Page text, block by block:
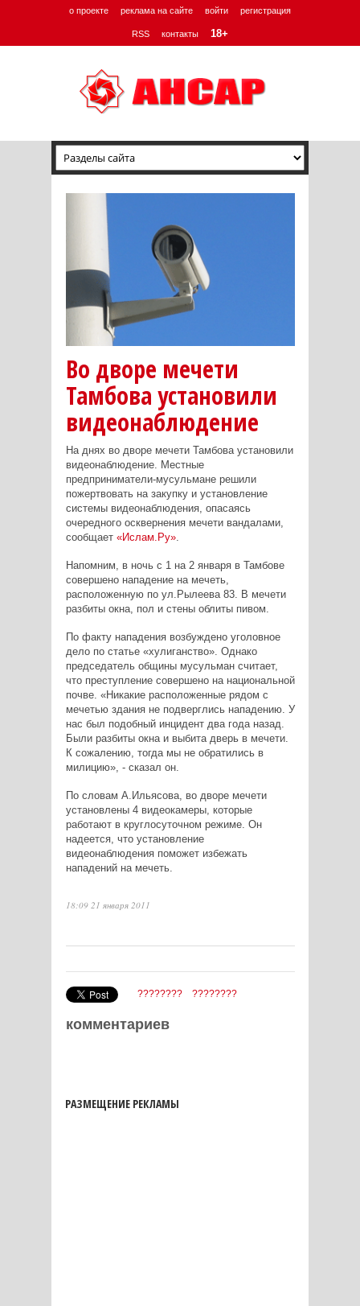
о проекте реклама на сайте войти регистрация
RSS контакты 18+
Во дворе мечети
Тамбова установили
видеонаблюдение
На днях во дворе мечети Тамбова установили
видеонаблюдение. Местные
предприниматели-мусульмане решили
пожертвовать на закупку и установление
системы видеонаблюдения, опасаясь
очередного осквернения мечети вандалами,
сообщает «Ислам.Ру».
Напомним, в ночь с 1 на 2 января в Тамбове
совершено нападение на мечеть,
расположенную по ул.Рылеева 83. В мечети
разбиты окна, пол и стены облиты пивом.
По факту нападения возбуждено уголовное
дело по статье «хулиганство». Однако
председатель общины мусульман считает,
что преступление совершено на национальной
почве. «Никакие расположенные рядом с
мечетью здания не подверглись нападению. У
нас был подобный инцидент два года назад.
Были разбиты окна и выбита дверь в мечети.
К сожалению, тогда мы не обратились в
милицию», - сказал он.
По словам А.Ильясова, во дворе мечети
установлены 4 видеокамеры, которые
работают в круглосуточном режиме. Он
надеется, что установление
видеонаблюдения поможет избежать
нападений на мечеть.
18:09 21 января 2011
???????? ????????
комментариев
РАЗМЕЩЕНИЕ РЕКЛАМЫ